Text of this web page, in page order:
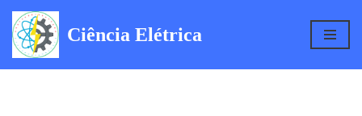
Pular
Ciência Elétrica